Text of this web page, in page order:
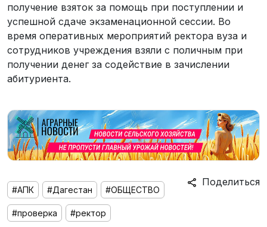
получение взяток за помощь при поступлении и
успешной сдаче экзаменационной сессии. Во
время оперативных мероприятий ректора вуза и
сотрудников учреждения взяли с поличным при
получении денег за содействие в зачислении
абитуриента.
Поделиться
#АПК #Дагестан #ОБЩЕСТВО
#проверка #ректор